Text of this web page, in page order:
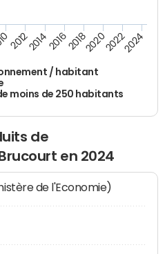
/ habitant
moins de 250 habitants
2012201420162018202020222024
de
en 2024
de l'Economie)